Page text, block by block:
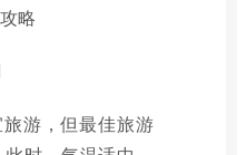
略
游，但最佳旅游